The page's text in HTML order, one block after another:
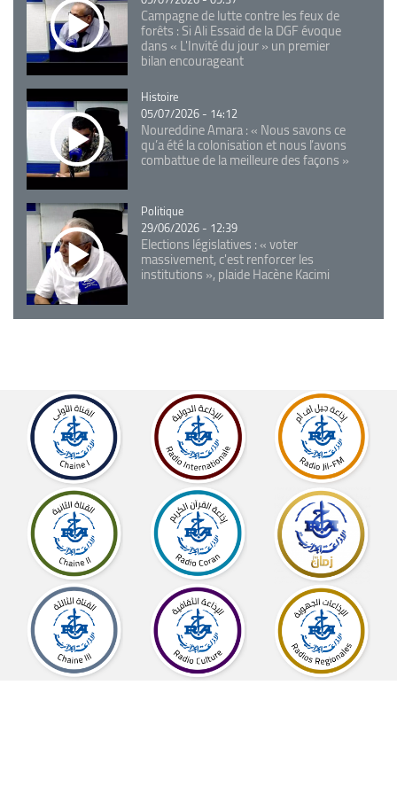
Campagne de lutte contre les feux de
forêts : Si Ali Essaid de la DGF évoque
dans « L'Invité du jour » un premier
bilan encourageant
Catégorie
Histoire
05/07/2026 - 14:12
Noureddine Amara : « Nous savons ce
qu’a été la colonisation et nous l’avons
combattue de la meilleure des façons »
Catégorie
Politique
29/06/2026 - 12:39
Elections législatives : « voter
massivement, c'est renforcer les
institutions », plaide Hacène Kacimi